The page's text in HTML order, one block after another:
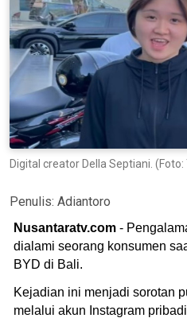
Digital creator Della Septiani.
Penulis: Adiantoro
Nusantaratv.com -
dialami seorang konsumen
BYD di Bali.
Kejadian ini menjadi sorotan
melalui akun Instagram